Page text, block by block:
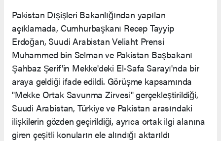
Pakistan Dışişleri Bakanlığından yapılan
açıklamada, Cumhurbaşkanı Recep Tayyip
Erdoğan, Suudi Arabistan Veliaht Prensi
Muhammed bin Selman ve Pakistan Başbakanı
Şahbaz Şerif'in Mekke'deki El-Safa Sarayı'nda bir
araya geldiği ifade edildi. Görüşme kapsamında
"Mekke Ortak Savunma Zirvesi" gerçekleştirildiği,
Suudi Arabistan, Türkiye ve Pakistan arasındaki
ilişkilerin gözden geçirildiği, ayrıca ortak ilgi alanına
giren çeşitli konuların ele alındığı aktarıldı